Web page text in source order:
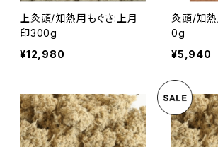
上灸頭/知熱用もぐさ:上月
印300g
¥12,980
灸頭/知熱
0g
¥5,940